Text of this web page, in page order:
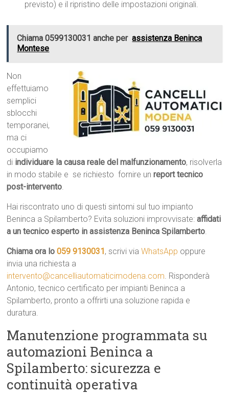
previsto) e il ripristino delle impostazioni originali.
Chiama 0599130031 anche per assistenza Beninca
Montese
Non
effettuiamo
semplici
sblocchi
temporanei,
ma ci
occupiamo
di individuare la causa reale del malfunzionamento, risolverla
in modo stabile e  se richiesto  fornire unreport tecnico
post-intervento.
Hai riscontrato uno di questi sintomi sul tuo impianto
Beninca a Spilamberto? Evita soluzioni improvvisate:affidati
a un tecnico esperto in assistenza Beninca Spilamberto.
Chiama ora lo059 9130031 , scrivi viaWhatsApp oppure
invia una richiesta a
intervento@cancelliautomaticimodena.com. Risponderà
Antonio, tecnico certificato per impianti Beninca a
Spilamberto, pronto a offrirti una soluzione rapida e
duratura.
Manutenzione programmata su
automazioni Beninca a
Spilamberto: sicurezza e
continuità operativa